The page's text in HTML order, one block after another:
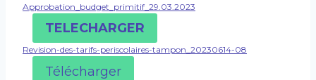
Approbation_budget_primitif_29.03.2023
TELECHARGER
Revision-des-tarifs-periscolaires-tampon_20230614-08
Télécharger